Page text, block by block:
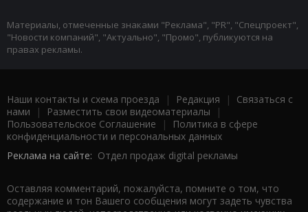
Материалы, отмеченные знаками "Реклама", "PR", "Спецпроект",
"Новости компаний", "Актуально", "Промо", публикуются на
правах рекламы.
Наши контакты и схема проезда | Редакция | Связаться с
нами | Разместить свои видеоматериалы |
Пользовательское Соглашение |
Политика в сфере
конфиденциальности и персональных данных
Реклама на сайте: Отдел продаж digital рекламы
Оставляя комментарий, пожалуйста, помните о том, что
содержание и тон Вашего сообщения могут задеть чувства